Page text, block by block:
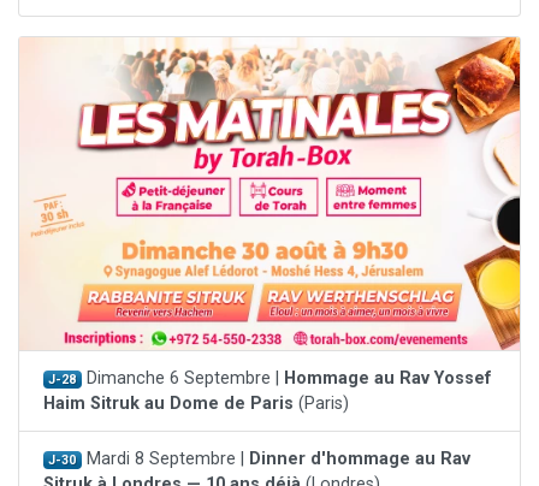
J-28 Dimanche 6 Septembre |
Hommage au Rav Yossef
Haim Sitruk au Dome de Paris (Paris)
J-30 Mardi 8 Septembre |
Dinner d'hommage au Rav